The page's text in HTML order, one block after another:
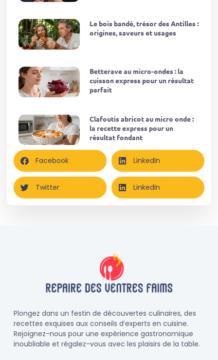
Le bois bandé, trésor des Antilles :
origines, saveurs et usages
Betterave au micro-ondes : la
cuisson express pour un résultat
parfait
Clafoutis abricot au micro onde :
la recette express pour un
résultat fondant
Facebook LinkedIn
Twitter LinkedIn
Plongez dans un festin de découvertes culinaires, des
recettes exquises aux conseils d’experts en cuisine.
Rejoignez-nous pour une expérience gastronomique
inoubliable et régalez-vous avec les plaisirs de la table.